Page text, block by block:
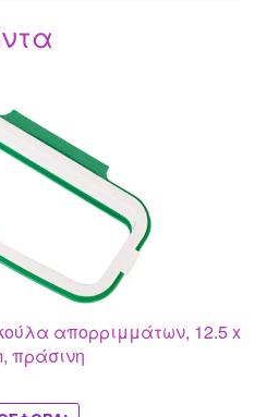
απορριμμάτων, 12.5 x
πράσινη